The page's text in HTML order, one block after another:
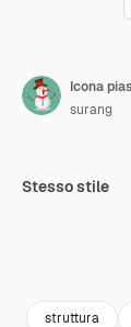
Icona
surang
Stesso stile
struttura